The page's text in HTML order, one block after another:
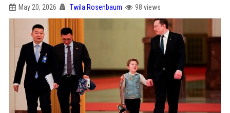
May 20, 2026 Twila Rosenbaum 98 views